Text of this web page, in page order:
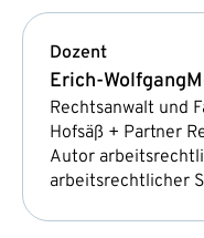
Dozent
Erich-Wolfgang
Rechtsanwalt und
Hofsäß + Partner
Autor
arbeitsrechtlicher